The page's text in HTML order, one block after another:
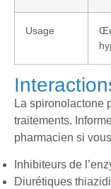
Usage
La spironolactone
traitements.
pharmacien si
Inhibiteurs de
Diurétiques